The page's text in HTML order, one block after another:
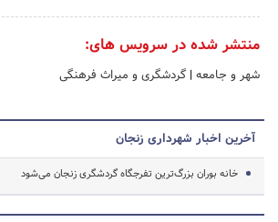
منتشر شده در سرویس های:
شهر و جامعه | گردشگری و میراث فرهنگی
آخرین اخبار شهرداری زنجان
خانه بوران بزرگ‌ترین تفرجگاه گردشگری زنجان می‌شود